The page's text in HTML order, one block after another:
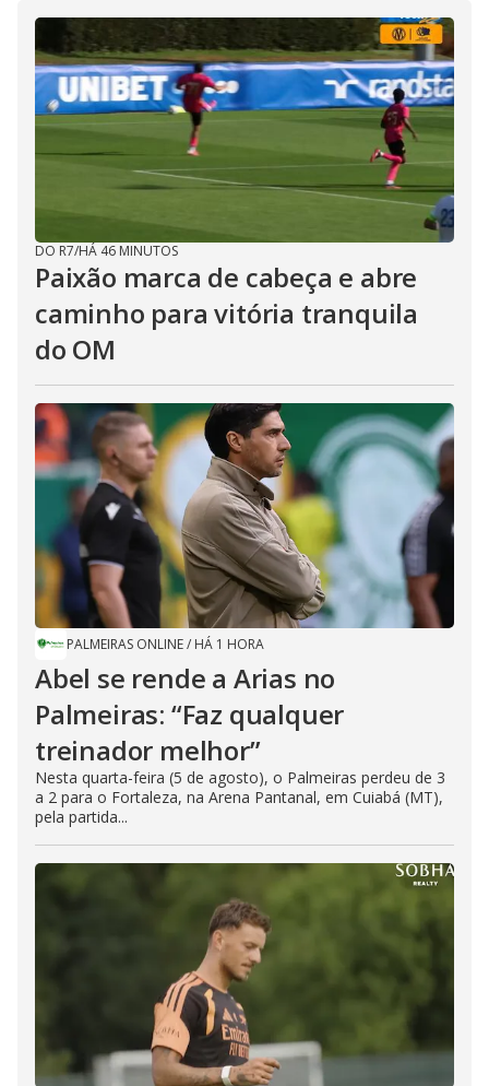
DO R7/HÁ 46 MINUTOS
Paixão marca de cabeça e abre
caminho para vitória tranquila
do OM
PALMEIRAS ONLINE/ HÁ 1 HORA
Abel se rende a Arias no
Palmeiras: “Faz qualquer
treinador melhor”
Nesta quarta-feira (5 de agosto), o Palmeiras perdeu de 3
a 2 para o Fortaleza, na Arena Pantanal, em Cuiabá (MT),
pela partida...